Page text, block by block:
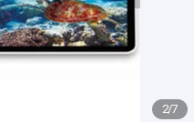
2/7